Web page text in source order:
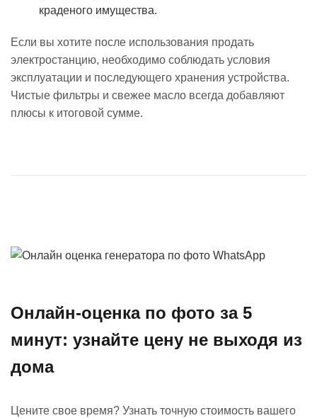
краденого имущества.
Если вы хотите после использования продать
электростанцию, необходимо соблюдать условия
эксплуатации и последующего хранения устройства.
Чистые фильтры и свежее масло всегда добавляют
плюсы к итоговой сумме.
Онлайн-оценка по фото за 5
минут: узнайте цену не выходя из
дома
Цените свое время? Узнать точную стоимость вашего